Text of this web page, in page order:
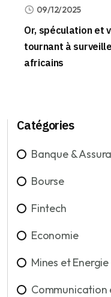
09/12/2025
Or, spéculation et
tournant à
africains
Catégories
Banque &
Bourse
Fintech
Economie
Mines et Energie
Communication